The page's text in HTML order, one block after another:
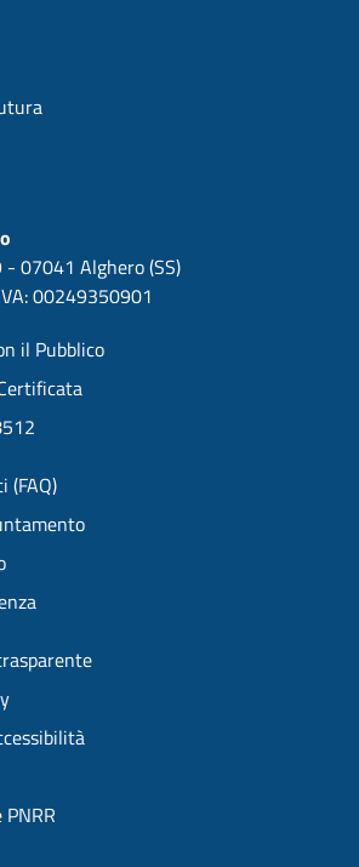
- 07041 Alghero (SS)
00249350901
il Pubblico
(FAQ)